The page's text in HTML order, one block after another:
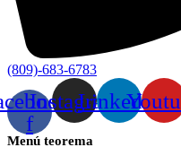
(809)-683-6783
f
InstagramLinkedin
Menú teorema